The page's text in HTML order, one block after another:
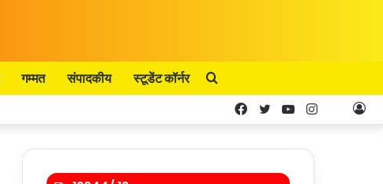
गम्मत संपादकीय स्टूडेंट कॉर्नर
for Instagram
YouTube
Twitter
Facebook